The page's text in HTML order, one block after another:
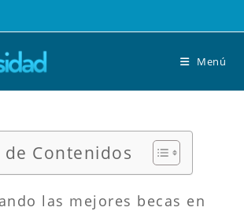
Menú
de Contenidos
las mejores becas en